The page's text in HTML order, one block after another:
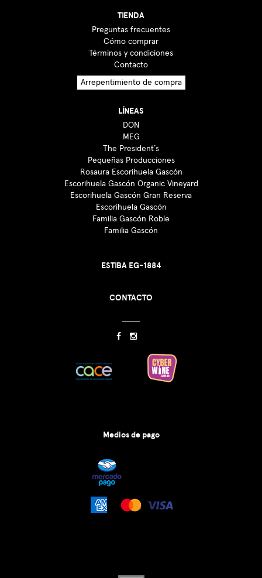
TIENDA
Preguntas frecuentes
Cómo comprar
Términos y condiciones
Contacto
Arrepentimiento de compra
LÍNEAS
DON
MEG
The President´s
Pequeñas Producciones
Rosaura Escorihuela Gascón
Escorihuela Gascón Organic Vineyard
Escorihuela Gascón Gran Reserva
Escorihuela Gascón
Familia Gascón Roble
Familia Gascón
ESTIBA EG-1884
CONTACTO
Medios de pago